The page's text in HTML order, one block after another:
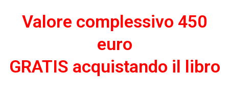
Valore complessivo 450
euro
GRATIS acquistando il libro